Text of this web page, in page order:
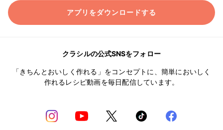
アプリをダウンロードする
クラシルの公式SNSをフォロー
「きちんとおいしく作れる」をコンセプトに、簡単においしく
作れるレシピ動画を毎日配信しています。